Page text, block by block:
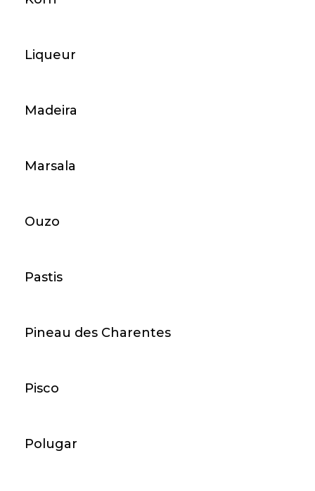
Liqueur
Madeira
Marsala
Ouzo
Pastis
Pineau des Charentes
Pisco
Polugar
Artikel
Shop-Einstellungen